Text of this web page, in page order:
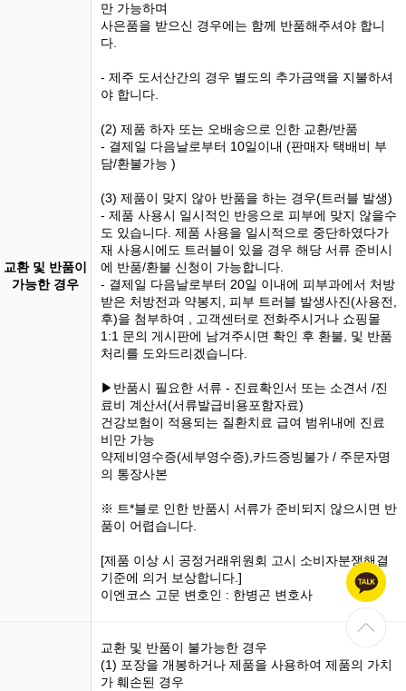
교환 및 반품이
가능한 경우
만 가능하며
사은품을 받으신 경우에는 함께 반품해주셔야 합니
다.
- 제주 도서산간의 경우 별도의 추가금액을 지불하셔
야 합니다.
(2) 제품 하자 또는 오배송으로 인한 교환/반품
- 결제일 다음날로부터 10일이내 (판매자 택배비 부
담/환불가능 )
(3) 제품이 맞지 않아 반품을 하는 경우(트러블 발생)
- 제품 사용시 일시적인 반응으로 피부에 맞지 않을수
도 있습니다. 제품 사용을 일시적으로 중단하였다가
재 사용시에도 트러블이 있을 경우 해당 서류 준비시
에 반품/환불 신청이 가능합니다.
- 결제일 다음날로부터 20일 이내에 피부과에서 처방
받은 처방전과 약봉지, 피부 트러블 발생사진(사용전,
후)을 첨부하여 , 고객센터로 전화주시거나 쇼핑몰
1:1 문의 게시판에 남겨주시면 확인 후 환불, 및 반품
처리를 도와드리겠습니다.
▶반품시 필요한 서류 - 진료확인서 또는 소견서 /진
료비 계산서(서류발급비용포함자료)
건강보험이 적용되는 질환치료 급여 범위내에 진료
비만 가능
약제비영수증(세부영수증),카드증빙불가 / 주문자명
의 통장사본
※ 트*블로 인한 반품시 서류가 준비되지 않으시면 반
품이 어렵습니다.
[제품 이상 시 공정거래위원회 고시 소비자분쟁해결
기준에 의거 보상합니다.]
이엔코스 고문 변호인 : 한병곤 변호사
교환 및 반품이 불가능한 경우
(1) 포장을 개봉하거나 제품을 사용하여 제품의 가치
가 훼손된 경우